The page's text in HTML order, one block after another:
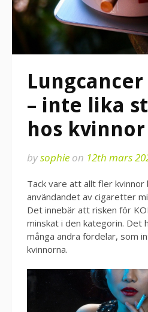
Lungcancer
– inte lika
hos
bysophie on 12th mars
Tack vare att allt fler kvinnor
användandet av cigaretter
Det innebär att risken för
minskat i den kategorin. Det
många andra fördelar, som
kvinnorna.